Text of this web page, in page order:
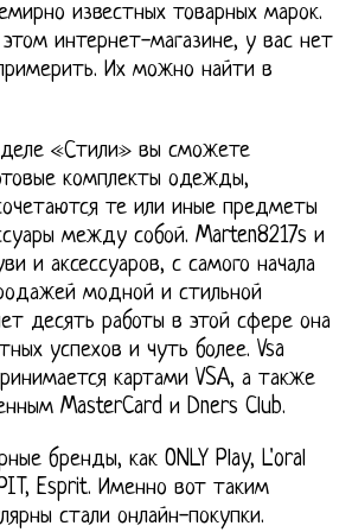
известных товарных марок.
интернет-магазине, у вас нет
Их можно найти в
«Стили» вы сможете
комплекты одежды,
те или иные предметы
между собой. Marten8217s и
и аксессуаров, с самого начала
модной и стильной
десять работы в этой сфере она
успехов и чуть более. Vsa
картами VSA, а также
MasterCard и Dners Club.
бренды, как ONLY Play, L'oral
Esprit. Именно вот таким
стали онлайн-покупки.